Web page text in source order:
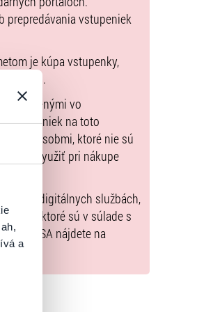
a
vstupeniek
je kúpa vstupenky,
v košíku.
uvedenými vo
vstupeniek na toto
spôsobmi, ktoré nie sú
môžete využiť pri nákupe
(Akt o digitálnych službách,
služby, ktoré sú v súlade s
DSA nájdete na